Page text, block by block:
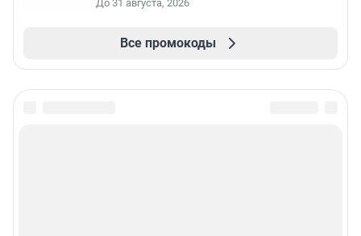
До 31 августа, 2026
Все промокоды